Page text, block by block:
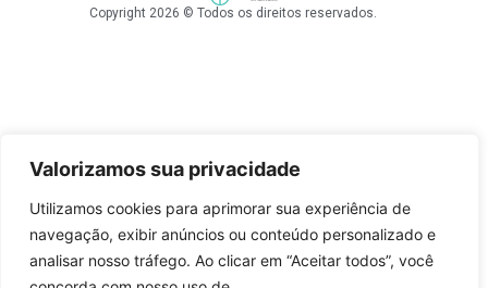
Valorizamos sua privacidade
Utilizamos cookies para aprimorar sua experiência de
navegação, exibir anúncios ou conteúdo personalizado e
analisar nosso tráfego. Ao clicar em “Aceitar todos”, você
Copyright 2026 © Todos os direitos reservados.